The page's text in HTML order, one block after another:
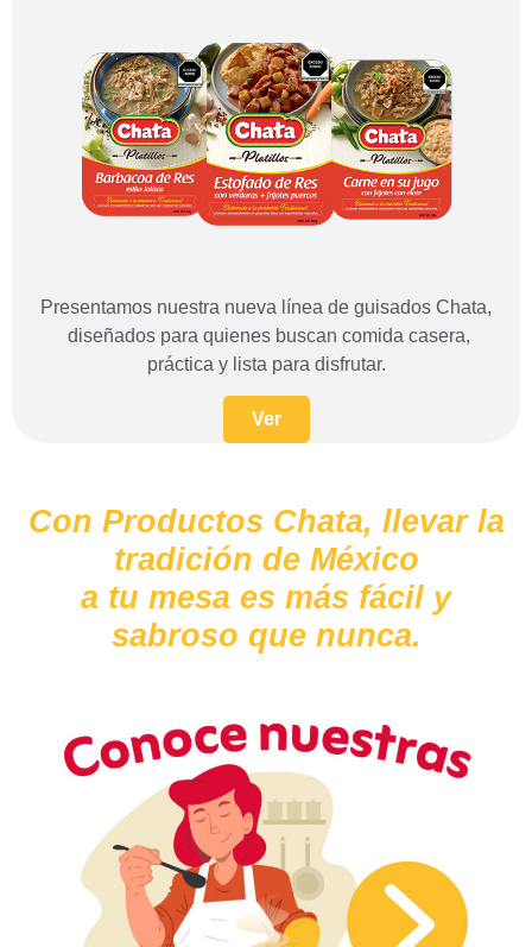
Presentamos nuestra nueva línea de guisados Chata,
diseñados para quienes buscan comida casera,
práctica y lista para disfrutar.
Ver
Con Productos Chata, llevar la
tradición de México
a tu mesa es más fácil y
sabroso que nunca.